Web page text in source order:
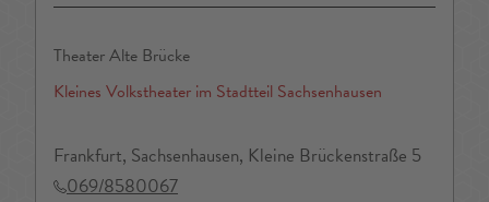
Theater Alte Brücke
Kleines Volkstheater im Stadtteil Sachsenhausen
Frankfurt, Sachsenhausen, Kleine Brückenstraße 5
069/8580067